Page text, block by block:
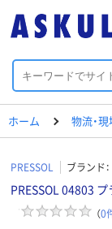
ホーム 物流・
PRESSOL ブランド：
PRESSOL 04803
（0